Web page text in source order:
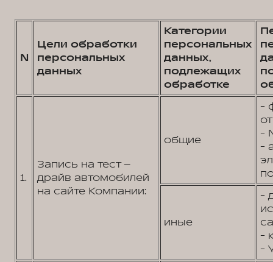
N
Цели обработки
персональных
данных
Категории
персональных
данных,
подлежащих
обработке
1.
Запись на тест –
драйв автомобилей
на сайте Компании:
общие
-
-
-
иные
-
-
-